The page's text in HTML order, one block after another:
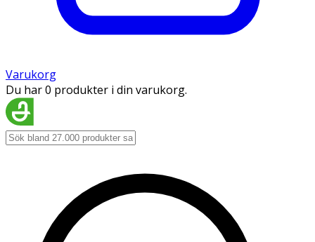
Varukorg
Du har 0 produkter i din varukorg.